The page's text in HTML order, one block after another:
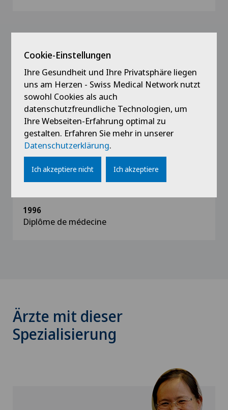
Ausbildung
2012
Diplôme FMH de formation approfondie en
ophtalmochirurgie
2005
European Board of Ophtalmology, Paris
2005
Diplôme FMH de médecin spécialiste en
ophtalmologie
1996
Diplôme de médecine
Ärzte mit dieser
Spezialisierung
Cookie-Einstellungen
Ihre Gesundheit und Ihre Privatsphäre liegen
uns am Herzen - Swiss Medical Network nutzt
sowohl Cookies als auch
datenschutzfreundliche Technologien, um
Ihre Webseiten-Erfahrung optimal zu
gestalten. Erfahren Sie mehr in unserer
Datenschutzerklärung.
Ich akzeptiere nicht Ich akzeptiere